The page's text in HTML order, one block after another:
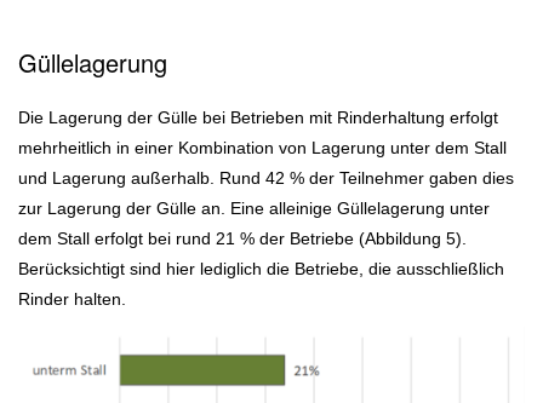
Güllelagerung
Die Lagerung der Gülle bei Betrieben mit Rinderhaltung erfolgt
mehrheitlich in einer Kombination von Lagerung unter dem Stall
und Lagerung außerhalb. Rund 42 % der Teilnehmer gaben dies
zur Lagerung der Gülle an. Eine alleinige Güllelagerung unter
dem Stall erfolgt bei rund 21 % der Betriebe (Abbildung 5).
Berücksichtigt sind hier lediglich die Betriebe, die ausschließlich
Rinder halten.